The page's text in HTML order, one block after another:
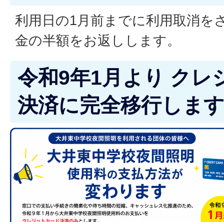
利用日の1月前までに利用取消を
金の半額をお返しします。
令和9年1月より クレ
決済に完全移行します